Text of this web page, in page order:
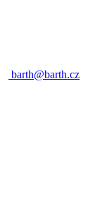
barth@barth.cz